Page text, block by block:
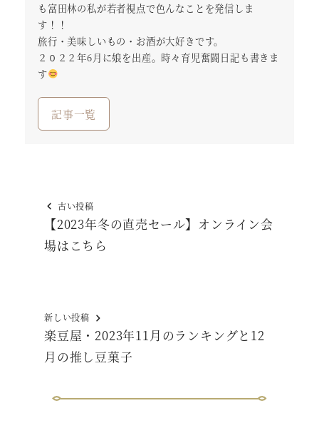
も富田林の私が若者視点で色んなことを発信しま
す！！
旅行・美味しいもの・お酒が大好きです。
２０２２年6月に娘を出産。時々育児奮闘日記も書きま
す
記事一覧
古い投稿
【2023年冬の直売セール】オンライン会
場はこちら
新しい投稿
楽豆屋・2023年11月のランキングと12
月の推し豆菓子